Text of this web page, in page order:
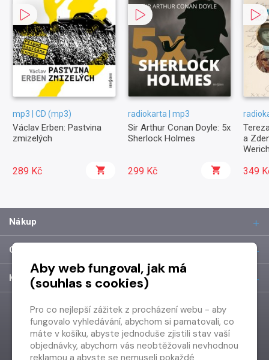
mp3 | CD (mp3)
Václav Erben: Pastvina
zmizelých
289 Kč
radiokarta | mp3
Sir Arthur Conan Doyle: 5x
Sherlock Holmes
299 Kč
a
349
Nákup
O společnosti
Kontakt
Aby web fungoval, jak má
(souhlas s cookies)
Pro co nejlepší zážitek z procházení webu - aby
fungovalo vyhledávání, abychom si pamatovali, co
máte v košíku, abyste jednoduše zjistili stav vaší
objednávky, abychom vás neobtěžovali nevhodnou
reklamou a abyste se nemuseli pokaždé